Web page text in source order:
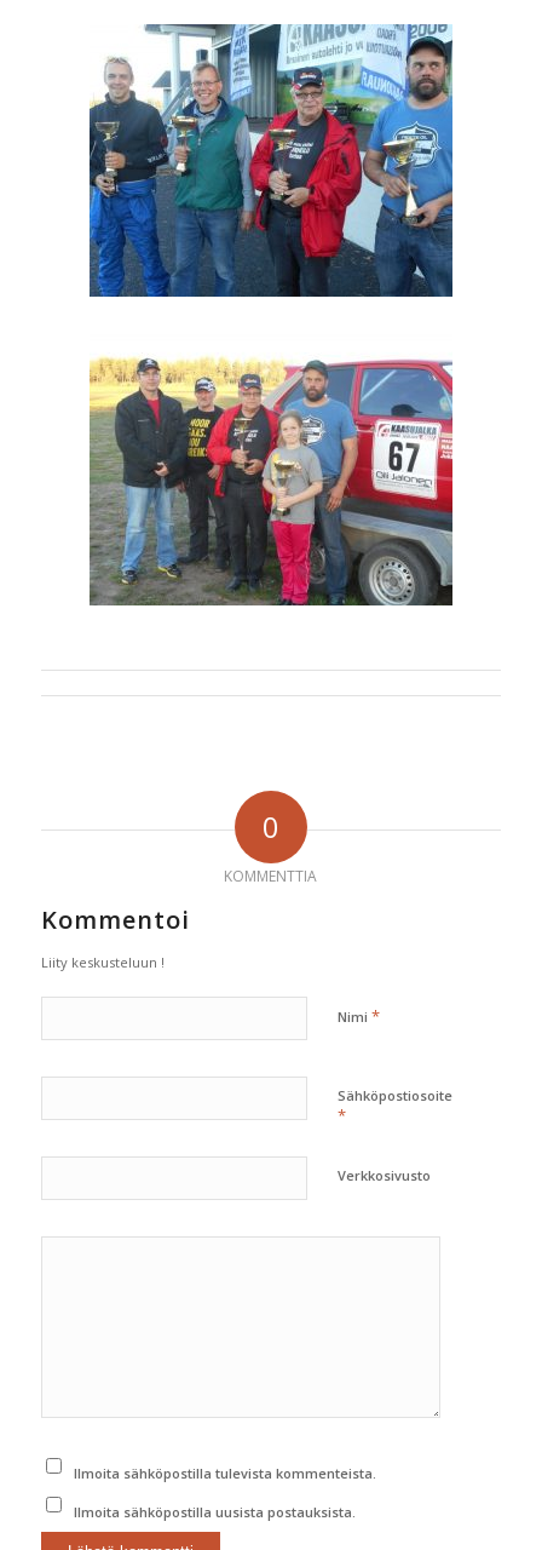
0
KOMMENTTIA
Kommentoi
Liity keskusteluun !
Nimi *
Sähköpostiosoite
*
Verkkosivusto
Ilmoita sähköpostilla tulevista kommenteista.
Ilmoita sähköpostilla uusista postauksista.